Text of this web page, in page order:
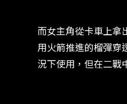
而女主角從卡車上拿
用火箭推進的榴彈穿
況下使用，但在二戰